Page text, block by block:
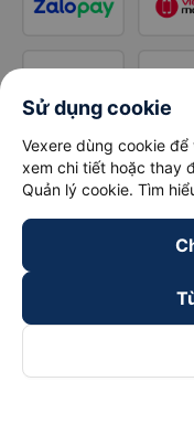
Sử dụng cookie
Vexere dùng cookie
xem chi tiết hoặc thay
Quản lý cookie. Tìm